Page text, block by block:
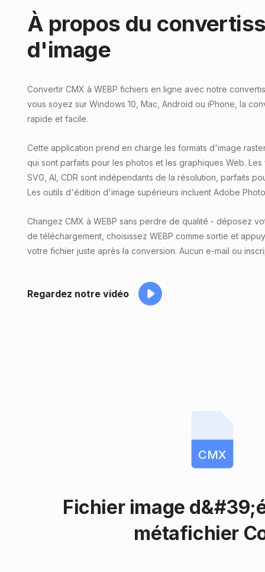
À propos du
d'image
Convertir CMX à WEBP fichiers en ligne avec notre
vous soyez sur Windows 10, Mac, Android ou iPhone, la
rapide et facile.
Cette application prend en charge les formats d'image raster
qui sont parfaits pour les photos et les graphiques Web.
SVG, AI, CDR sont indépendants de la résolution, parfaits
Les outils d'édition d'image supérieurs incluent Adobe
Changez CMX à WEBP sans perdre de qualité - déposez
de téléchargement, choisissez WEBP comme sortie et
votre fichier juste après la conversion. Aucun e-mail ou
Regardez notre vidéo
CMX
Fichier image
métafichier